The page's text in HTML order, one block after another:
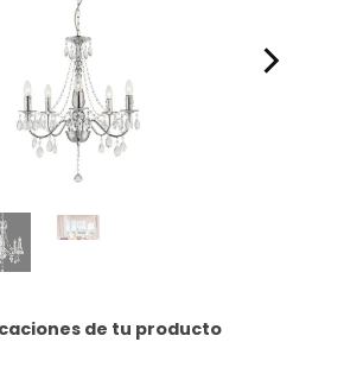
de tu producto